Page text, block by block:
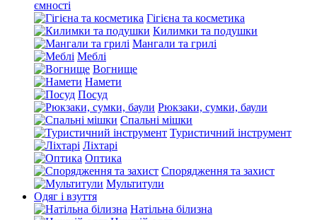
ємності
Гігієна та косметика
Килимки та подушки
Мангали та грилі
Меблі
Вогнище
Намети
Посуд
Рюкзаки, сумки, баули
Спальні мішки
Туристичний інструмент
Ліхтарі
Оптика
Спорядження та захист
Мультитули
Одяг і взуття
Натільна білизна